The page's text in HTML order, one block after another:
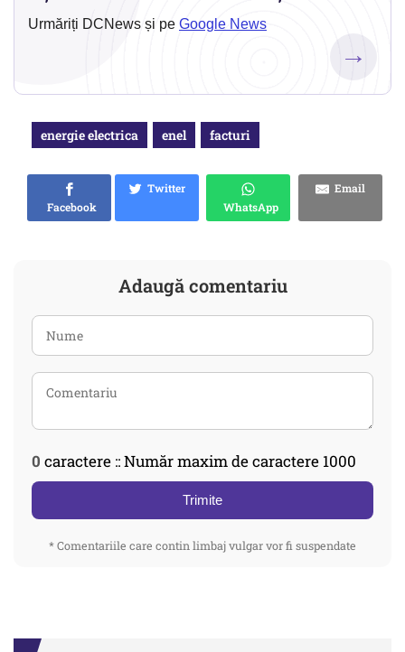
Urmăriți DCNews și pe Google News
→
energie electrica enel facturi
Facebook
Twitter
WhatsApp
Email
Adaugă comentariu
0 caractere :: Număr maxim de caractere 1000
Trimite
* Comentariile care contin limbaj vulgar vor fi suspendate